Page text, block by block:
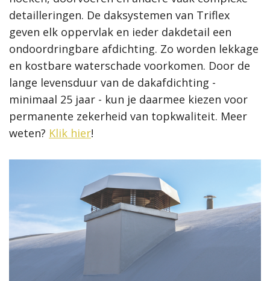
detailleringen. De daksystemen van Triflex
geven elk oppervlak en ieder dakdetail een
ondoordringbare afdichting. Zo worden lekkage
en kostbare waterschade voorkomen. Door de
lange levensduur van de dakafdichting -
minimaal 25 jaar - kun je daarmee kiezen voor
permanente zekerheid van topkwaliteit. Meer
weten? Klik hier!